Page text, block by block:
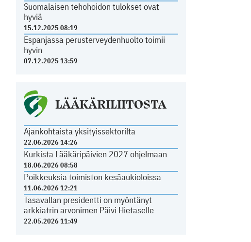
Suomalaisen tehohoidon tulokset ovat
hyviä
15.12.2025 08:19
Espanjassa perusterveydenhuolto toimii
hyvin
07.12.2025 13:59
LÄÄKÄRILIITOSTA
Ajankohtaista yksityissektorilta
22.06.2026 14:26
Kurkista Lääkäripäivien 2027 ohjelmaan
18.06.2026 08:58
Poikkeuksia toimiston kesäaukioloissa
11.06.2026 12:21
Tasavallan presidentti on myöntänyt
arkkiatrin arvonimen Päivi Hietaselle
22.05.2026 11:49